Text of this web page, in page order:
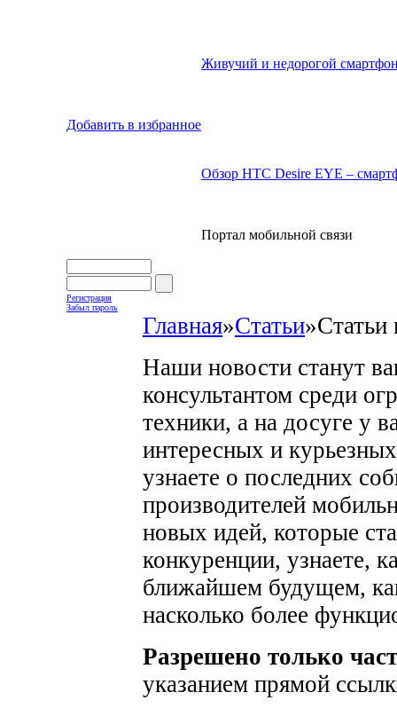
Добавить в избранное
Живучий и недорогой
Обзор HTC Desire EYE –
Портал мобильной связи
Регистрация
Забыл пароль
Главная»Статьи»Статьи
Наши новости станут
консультантом среди
техники, а на досуге у
интересных и
узнаете о последних
производителей
новых идей, которые
конкуренции, узнаете,
ближайшем будущем,
насколько более
Разрешено только
указанием прямой